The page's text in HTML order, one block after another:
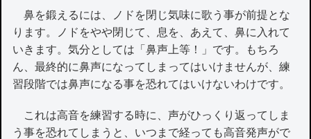
鼻を鍛えるには、ノドを閉じ気味に歌う事が前提とな
ります。ノドをやや閉じて、息を、あえて、鼻に入れて
いきます。気分としては「鼻声上等！」です。もちろ
ん、最終的に鼻声になってしまってはいけませんが、練
習段階では鼻声になる事を恐れてはいけないわけです。
これは高音を練習する時に、声がひっくり返ってしま
う事を恐れてしまうと、いつまで経っても高音発声がで